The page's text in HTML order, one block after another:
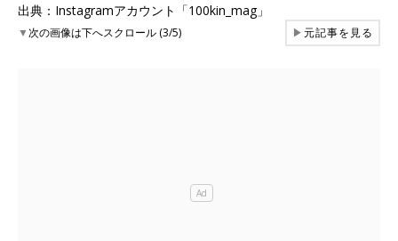
出典：Instagramアカウント「100kin_mag」
▼次の画像は下へスクロール (3/5) ▶元記事を見る